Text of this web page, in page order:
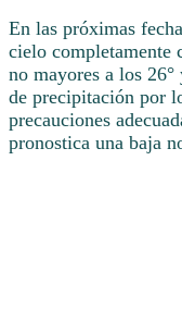
En las próximas
cielo completamente
no mayores a los
de precipitación por
precauciones
pronostica una baja